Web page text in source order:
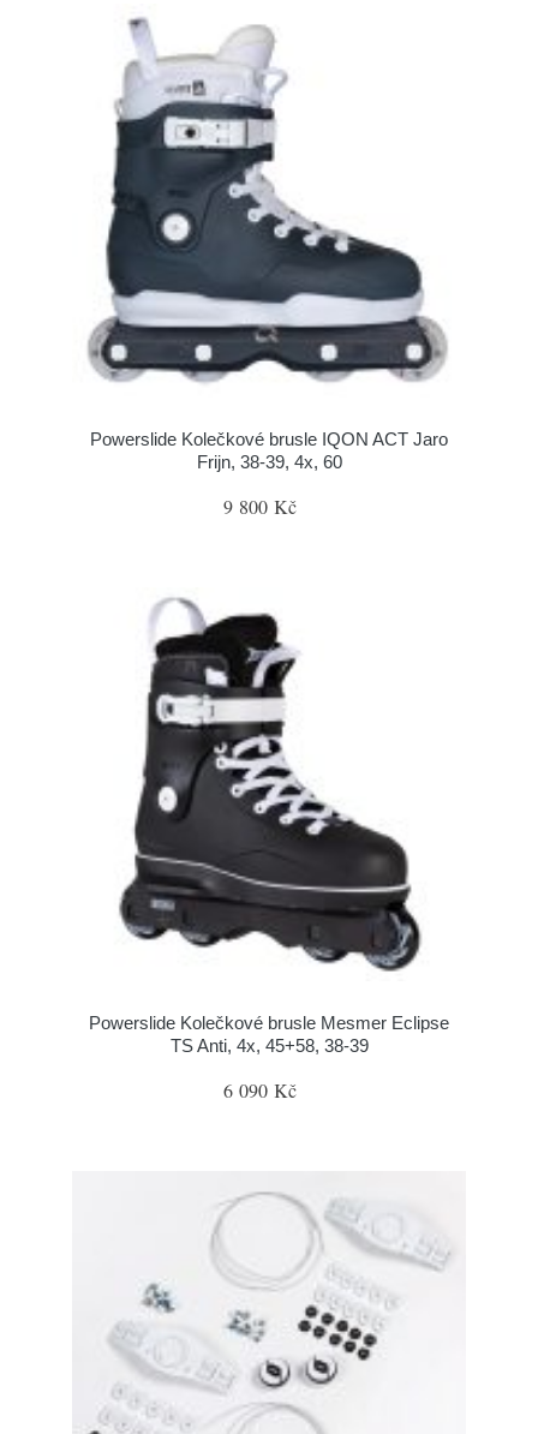
Powerslide Kolečkové brusle IQON ACT Jaro
Frijn, 38-39, 4x, 60
9 800 Kč
Powerslide Kolečkové brusle Mesmer Eclipse
TS Anti, 4x, 45+58, 38-39
6 090 Kč